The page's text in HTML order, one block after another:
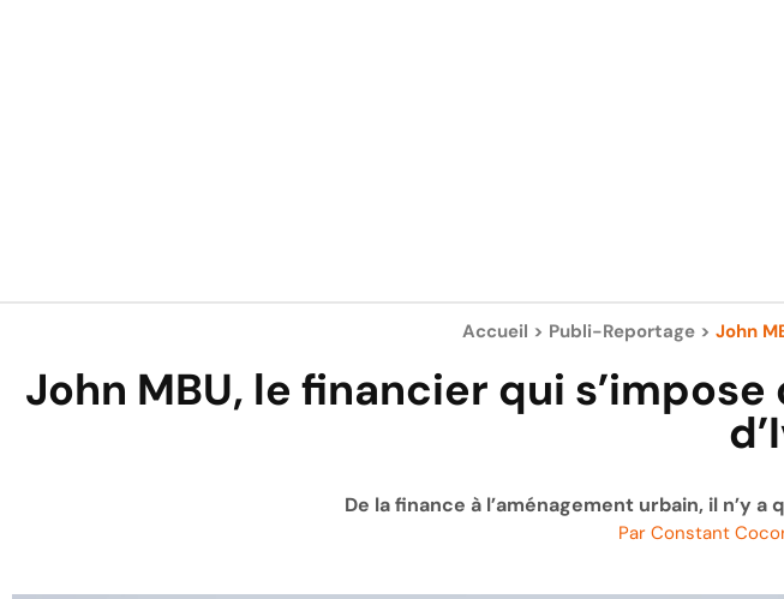
Accueil > Publi-Reportage > John
John MBU, le financier qui
De la finance à l’aménagement urbain, il n’y
Par Constant